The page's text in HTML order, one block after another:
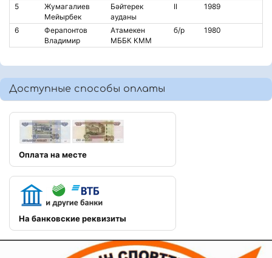
5
Жумагалиев
Мейырбек
Бәйтерек
ауданы
II 1989
6
Ферапонтов
Владимир
Атамекен
МББК КММ
б/р 1980
Доступные способы оплаты
Оплата на месте
На банковские реквизиты